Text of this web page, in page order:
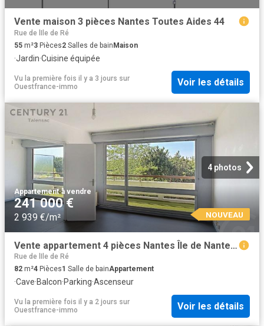
Vente maison 3 pièces Nantes Toutes Aides 44
Rue de lIle de Ré
55 m²3 Pièces2 Salles de bainMaison
·Jardin·Cuisine équipée
Vu la première fois il y a 3 jours sur
Ouestfrance-immo
Voir les détails
4 photos
Appartement·à vendre
241 000 €
2 939 €/m² NOUVEAU
Vente appartement 4 pièces Nantes Île de Nantes 44
Rue de lIle de Ré
82 m²4 Pièces1 Salle de bainAppartement
·Cave·Balcon·Parking·Ascenseur
Vu la première fois il y a 2 jours sur
Ouestfrance-immo
Voir les détails